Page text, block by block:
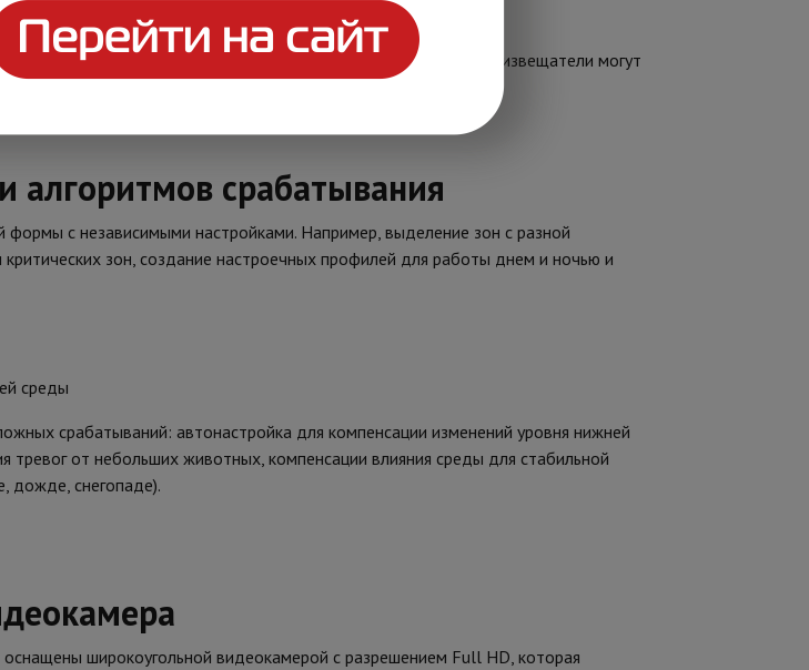
горизонтальную поверхность — в любом из этих положений извещатели могут
алгоритмов срабатывания
с независимыми настройками. Например, выделение зон с разной
зон, создание настроечных профилей для работы днем и ночью и
среды
срабатываний: автонастройка для компенсации изменений уровня нижней
тревог от небольших животных, компенсации влияния среды для стабильной
дожде, снегопаде).
широкоугольной видеокамерой с разрешением Full HD, которая